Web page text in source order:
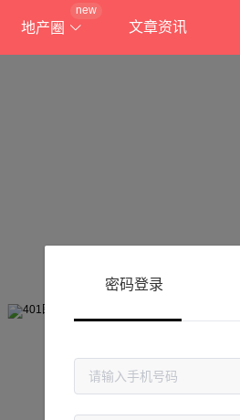
地产圈
new
文章资讯
密码登录